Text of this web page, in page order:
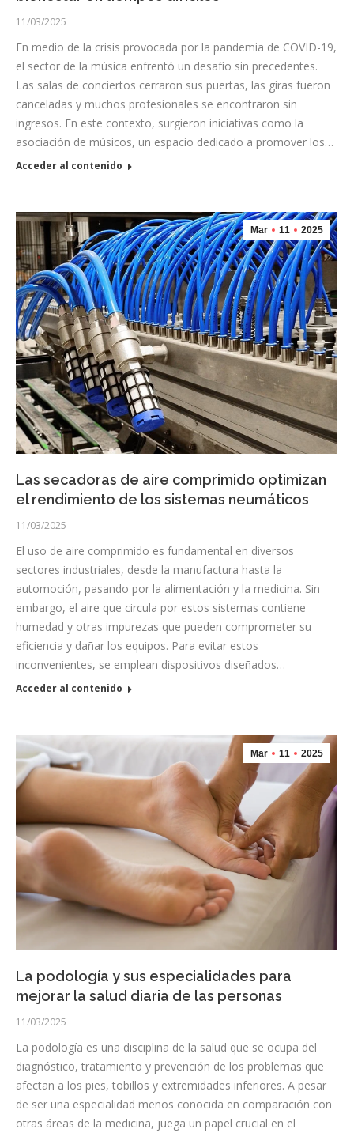
11/03/2025
En medio de la crisis provocada por la pandemia de COVID-19,
el sector de la música enfrentó un desafío sin precedentes.
Las salas de conciertos cerraron sus puertas, las giras fueron
canceladas y muchos profesionales se encontraron sin
ingresos. En este contexto, surgieron iniciativas como la
asociación de músicos, un espacio dedicado a promover los…
Acceder al contenido
Mar 11 2025
Las secadoras de aire comprimido optimizan
el rendimiento de los sistemas neumáticos
11/03/2025
El uso de aire comprimido es fundamental en diversos
sectores industriales, desde la manufactura hasta la
automoción, pasando por la alimentación y la medicina. Sin
embargo, el aire que circula por estos sistemas contiene
humedad y otras impurezas que pueden comprometer su
eficiencia y dañar los equipos. Para evitar estos
inconvenientes, se emplean dispositivos diseñados…
Acceder al contenido
Mar 11 2025
La podología y sus especialidades para
mejorar la salud diaria de las personas
11/03/2025
La podología es una disciplina de la salud que se ocupa del
diagnóstico, tratamiento y prevención de los problemas que
afectan a los pies, tobillos y extremidades inferiores. A pesar
de ser una especialidad menos conocida en comparación con
otras áreas de la medicina, juega un papel crucial en el